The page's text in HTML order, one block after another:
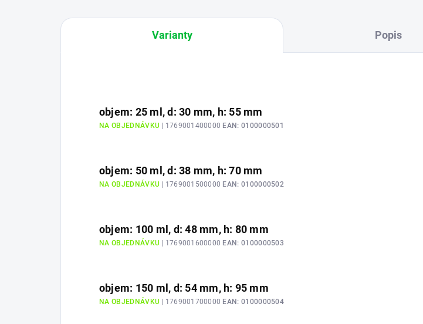
Varianty Popis
objem: 25 ml, d: 30 mm, h: 55 mm
NA OBJEDNÁVKU | 1769001400000 EAN: 0100000501
objem: 50 ml, d: 38 mm, h: 70 mm
NA OBJEDNÁVKU | 1769001500000 EAN: 0100000502
objem: 100 ml, d: 48 mm, h: 80 mm
NA OBJEDNÁVKU | 1769001600000 EAN: 0100000503
objem: 150 ml, d: 54 mm, h: 95 mm
NA OBJEDNÁVKU | 1769001700000 EAN: 0100000504